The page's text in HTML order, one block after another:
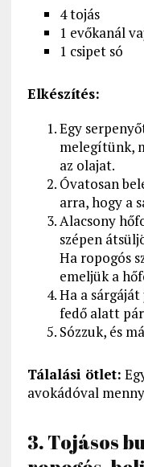
4 tojás
1 evőkanál
1 csipet só
Elkészítés:
Egy
melegítünk,
az olajat.
Óvatosan
arra, hogy a
Alacsony
szépen
Ha ropogós
emeljük a
Ha a
fedő alatt
Sózzuk, és
Tálalási ötlet:
avokádóval
3. Tojásos